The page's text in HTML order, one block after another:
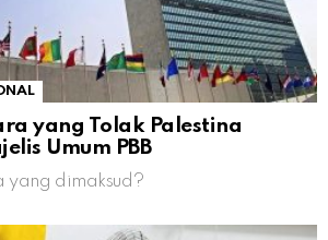
yang Tolak Palestina
Umum PBB
yang dimaksud?